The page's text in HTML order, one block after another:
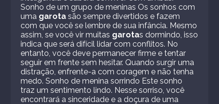
Sonho de um grupo de meninas Os sonhos com
uma garota são sempre divertidos e fazem
com que você se lembre de sua infância. Mesmo
assim, se você vir muitas garotas dormindo, isso
indica que será difícil lidar com conflitos. No
entanto, você deve permanecer firme e tentar
seguir em frente sem hesitar. Quando surgir uma
distração, enfrente-a com coragem e não tenha
medo. Sonho de menina sorrindo Este sonho
traz um sentimento lindo. Nesse sorriso, você
encontrará a sinceridade e a doçura de uma